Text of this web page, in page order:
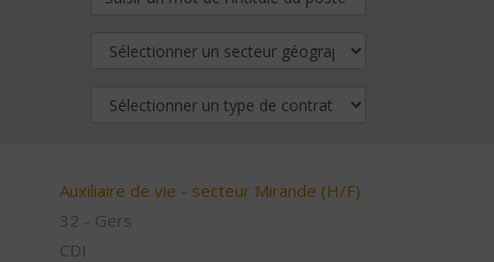
Auxiliaire de vie - secteur Mirande (H/F)
32 - Gers
CDI